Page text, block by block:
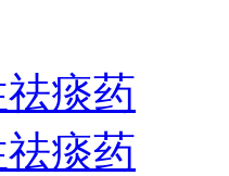
痰药
痰药